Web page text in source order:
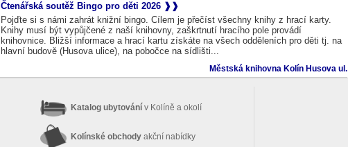
Čtenářská soutěž Bingo pro děti 2026
Pojďte si s námi zahrát knižní bingo. Cílem je přečíst všechny knihy z hrací karty.
Knihy musí být vypůjčené z naší knihovny, zaškrtnutí hracího pole provádí
knihovnice. Bližší informace a hrací kartu získáte na všech odděleních pro děti tj. na
hlavní budově (Husova ulice), na pobočce na sídlišti...
Městská knihovna Kolín Husova ul.
Katalog ubytování v Kolíně a okolí
Kolínské obchody akční nabídky